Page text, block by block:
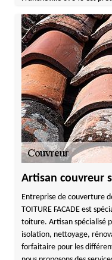
Artisan couvreur
Entreprise de couverture
TOITURE FACADE est
toiture. Artisan spécialisé
isolation, nettoyage,
forfaitaire pour les